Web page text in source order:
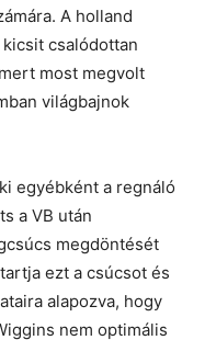
A holland
csalódottan
most megvolt
világbajnok
egyébként a regnáló
a VB után
megdöntését
ezt a csúcsot és
alapozva, hogy
nem optimális